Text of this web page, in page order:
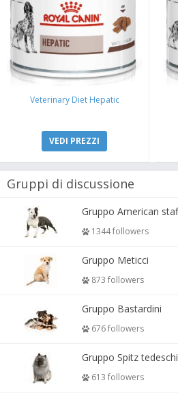
Veterinary Diet Hepatic
VEDI PREZZI
Gruppi di discussione
1344 followers
Gruppo Meticci
873 followers
Gruppo Bastardini
676 followers
Gruppo Spitz tedeschi
613 followers